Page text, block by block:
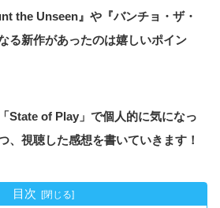
the Unseen』や『バンチョ・ザ・
る新作があったのは嬉しいポイン
State of Play」で個人的に気になっ
、視聴した感想を書いていきます！
目次